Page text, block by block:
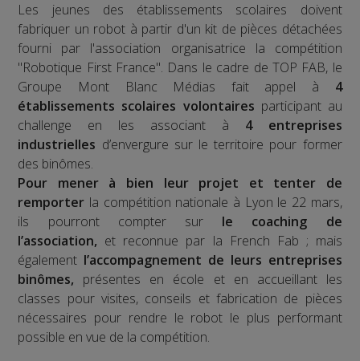
Les jeunes des établissements scolaires doivent
fabriquer un robot à partir d'un kit de pièces détachées
fourni par l'association organisatrice la compétition
"Robotique First France". Dans le cadre de TOP FAB, le
Groupe Mont Blanc Médias fait appel à 4
établissements scolaires volontaires participant au
challenge en les associant à 4 entreprises
industrielles d’envergure sur le territoire pour former
des binômes.
Pour mener à bien leur projet et tenter de
remporter la compétition nationale à Lyon le 22 mars,
ils pourront compter sur le coaching de
l’association, et reconnue par la French Fab ; mais
également l’accompagnement de leurs entreprises
binômes, présentes en école et en accueillant les
classes pour visites, conseils et fabrication de pièces
nécessaires pour rendre le robot le plus performant
possible en vue de la compétition.